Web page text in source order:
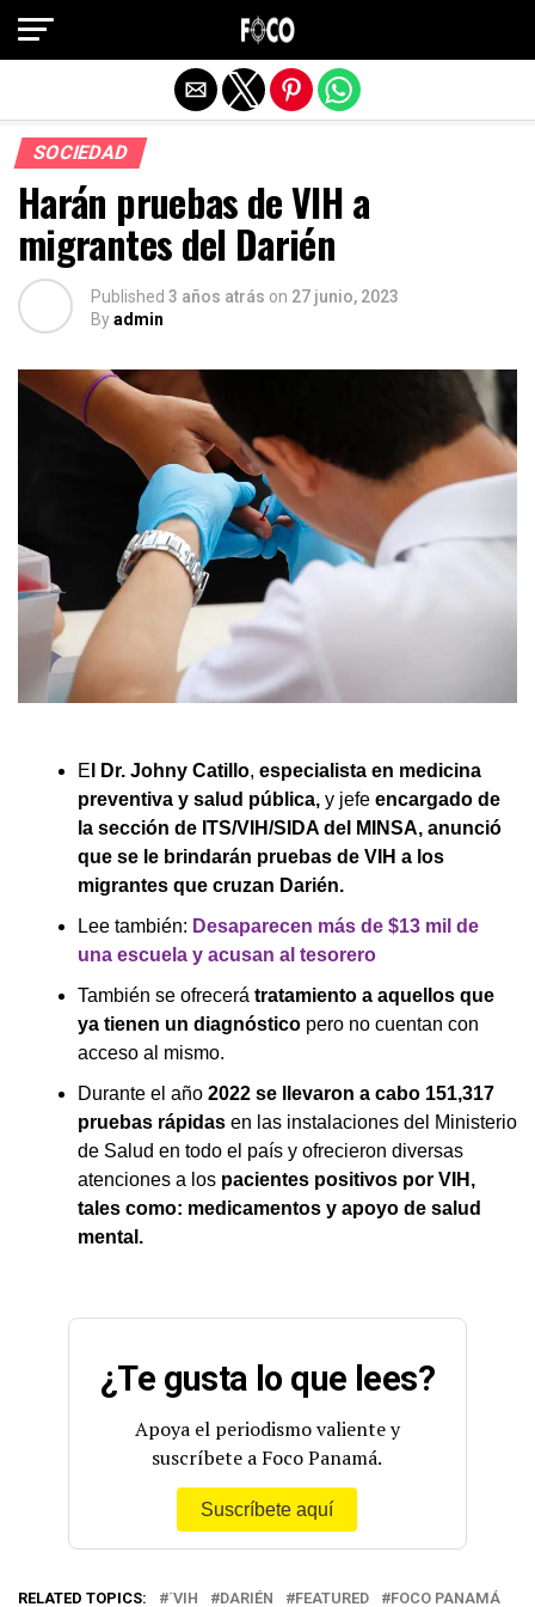
SOCIEDAD
Harán pruebas de VIH a
migrantes del Darién
Published 3 años atrás on 27 junio, 2023
Byadmin
E l Dr. Johny Catillo, especialista en medicina
preventiva y salud pública, y jefe encargado de
la sección de ITS/VIH/SIDA del MINSA, anunció
que se le brindarán pruebas de VIH a los
migrantes que cruzan Darién.
Lee también: Desaparecen más de $13 mil de
una escuela y acusan al tesorero
También se ofrecerá tratamiento a aquellos que
ya tienen un diagnóstico pero no cuentan con
acceso al mismo.
Durante el año 2022 se llevaron a cabo 151,317
pruebas rápidas en las instalaciones del Ministerio
de Salud en todo el país y ofrecieron diversas
atenciones a los pacientes positivos por VIH,
tales como: medicamentos y apoyo de salud
mental.
¿Te gusta lo que lees?
Apoya el periodismo valiente y
suscríbete a Foco Panamá.
Suscríbete aquí
RELATED TOPICS: ´VIH DARIÉN FEATURED FOCO PANAMÁ
Salir de la versión móvil